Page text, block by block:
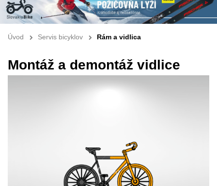
Úvod Servis bicyklov Rám a vidlica
Montáž a demontáž vidlice